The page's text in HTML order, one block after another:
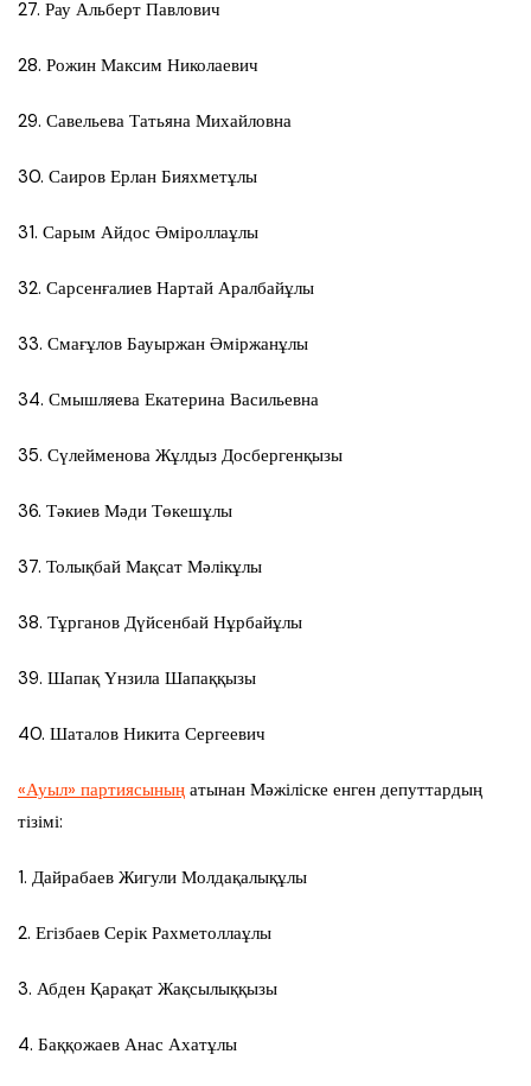
27. Рау Альберт Павлович
28. Рожин Максим Николаевич
29. Савельева Татьяна Михайловна
30. Саиров Ерлан Бияхметұлы
31. Сарым Айдос Әміроллаұлы
32. Сарсенғалиев Нартай Аралбайұлы
33. Смағұлов Бауыржан Әміржанұлы
34. Смышляева Екатерина Васильевна
35. Сүлейменова Жұлдыз Досбергенқызы
36. Тәкиев Мәди Төкешұлы
37. Толықбай Мақсат Мәлікұлы
38. Тұрганов Дүйсенбай Нұрбайұлы
39. Шапақ Үнзила Шапаққызы
40. Шаталов Никита Сергеевич
«Ауыл» партиясының атынан Мәжіліске енген депуттардың
тізімі:
1. Дайрабаев Жигули Молдақалықұлы
2. Егізбаев Серік Рахметоллаұлы
3. Абден Қарақат Жақсылыққызы
4. Баққожаев Анас Ахатұлы